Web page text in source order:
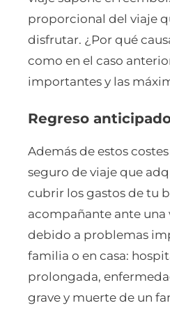
proporcional del viaje
disfrutar. ¿Por qué
como en el caso
importantes y las
Regreso
Además de estos
seguro de viaje que
cubrir los gastos de tu
acompañante ante
debido a problemas
familia o en casa:
prolongada,
grave y muerte de un